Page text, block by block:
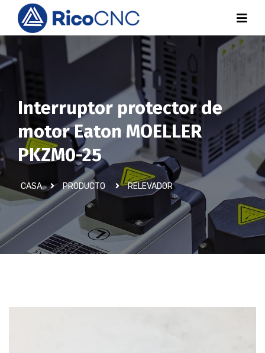
Interruptor protector de
motor Eaton MOELLER
PKZM0-25
CASA PRODUCTO RELEVADOR